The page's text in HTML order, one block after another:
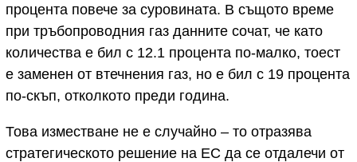
процента повече за суровината. В същото време
при тръбопроводния газ данните сочат, че като
количества е бил с 12.1 процента по-малко, тоест
е заменен от втечнения газ, но е бил с 19 процента
по-скъп, отколкото преди година.
Това изместване не е случайно – то отразява
стратегическото решение на ЕС да се отдалечи от